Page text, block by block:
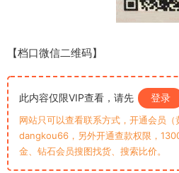
【档口微信二维码】
此内容仅限VIP查看，请先 登录
网站只可以查看联系方式，开通会员
dangkou66，另外开通查款权限，
金、钻石会员搜图找货、搜索比价。